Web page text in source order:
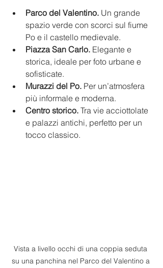
Parco del Valentino. Un grande
spazio verde con scorci sul fiume
Po e il castello medievale.
Piazza San Carlo. Elegante e
storica, ideale per foto urbane e
sofisticate.
Murazzi del Po. Per un’atmosfera
più informale e moderna.
Centro storico. Tra vie acciottolate
e palazzi antichi, perfetto per un
tocco classico.
Vista a livello occhi di una coppia seduta
su una panchina nel Parco del Valentino a